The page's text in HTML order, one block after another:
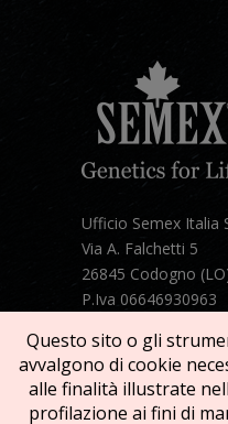
Ufficio Semex Italia
Via A. Falchetti 5
26845 Codogno
P.Iva 06646930963
Mail:
Guarda la mappa
Questo sito o gli
avvalgono di cookie
alle finalità illustrate
profilazione ai fini di